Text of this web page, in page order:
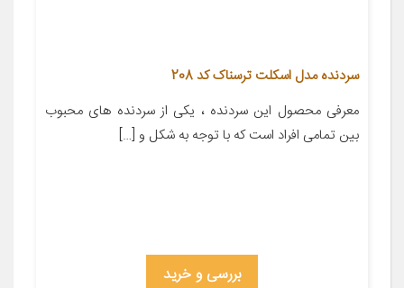
سردنده مدل اسکلت ترسناک کد 208
معرفی محصول این سردنده ، یکی از سردنده های محبوب
بین تمامی افراد است که با توجه به شکل و […]
بررسی و خرید